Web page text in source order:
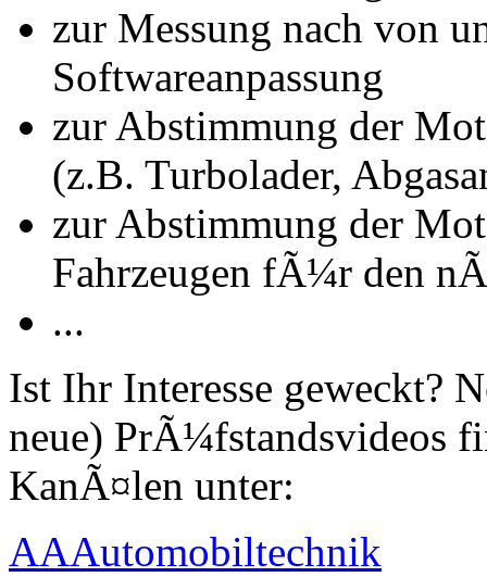
zur Messung nach von
Softwareanpassung
zur Abstimmung der
(z.B. Turbolader,
zur Abstimmung der
Fahrzeugen fÃ¼r den
...
Ist Ihr Interesse geweckt?
neue) PrÃ¼fstandsvideos
KanÃ¤len unter:
AAAutomobiltechnik